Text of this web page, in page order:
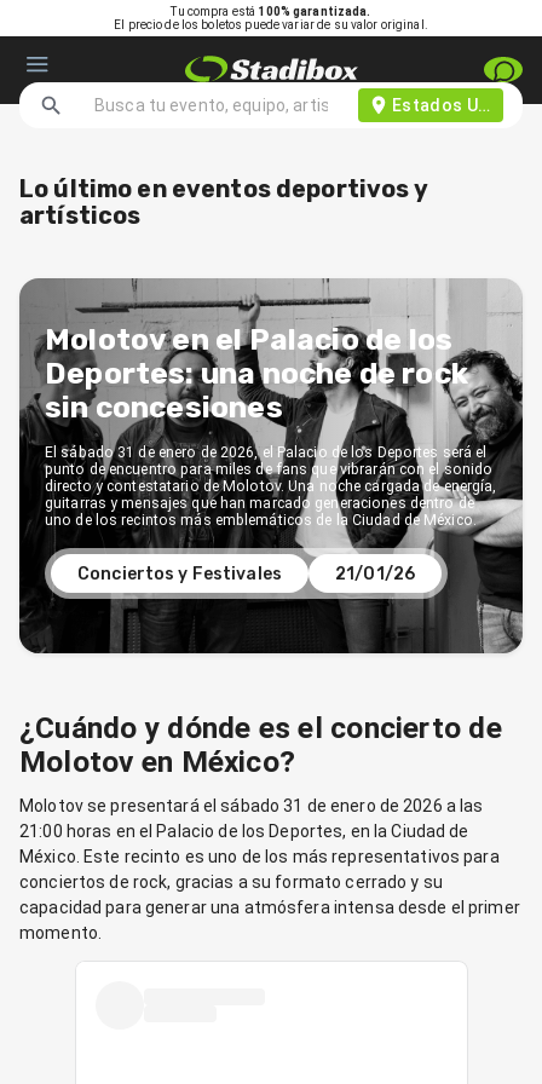
Tu compra está 100% garantizada.
El precio de los boletos puede variar de su valor original.
Estados Unidos
Lo último en eventos deportivos y
artísticos
Molotov en el Palacio de los
Deportes: una noche de rock
sin concesiones
Conciertos y Festivales 21/01/26
El sábado 31 de enero de 2026, el Palacio de los Deportes será el
punto de encuentro para miles de fans que vibrarán con el sonido
directo y contestatario de Molotov. Una noche cargada de energía,
guitarras y mensajes que han marcado generaciones dentro de
uno de los recintos más emblemáticos de la Ciudad de México.
¿Cuándo y dónde es el concierto de
Molotov en México?
Molotov se presentará el sábado 31 de enero de 2026 a las
21:00 horas en el Palacio de los Deportes, en la Ciudad de
México. Este recinto es uno de los más representativos para
conciertos de rock, gracias a su formato cerrado y su
capacidad para generar una atmósfera intensa desde el primer
momento.